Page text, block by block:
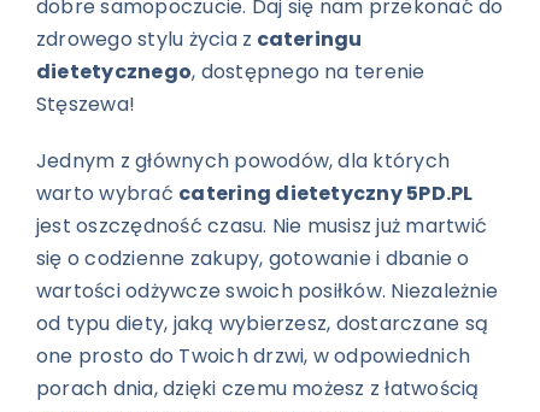
dobre samopoczucie. Daj się nam przekonać do
zdrowego stylu życia z cateringu
dietetycznego, dostępnego na terenie
Stęszewa!
Jednym z głównych powodów, dla których
warto wybrać catering dietetyczny 5PD.PL
jest oszczędność czasu. Nie musisz już martwić
się o codzienne zakupy, gotowanie i dbanie o
wartości odżywcze swoich posiłków. Niezależnie
od typu diety, jaką wybierzesz, dostarczane są
one prosto do Twoich drzwi, w odpowiednich
porach dnia, dzięki czemu możesz z łatwością